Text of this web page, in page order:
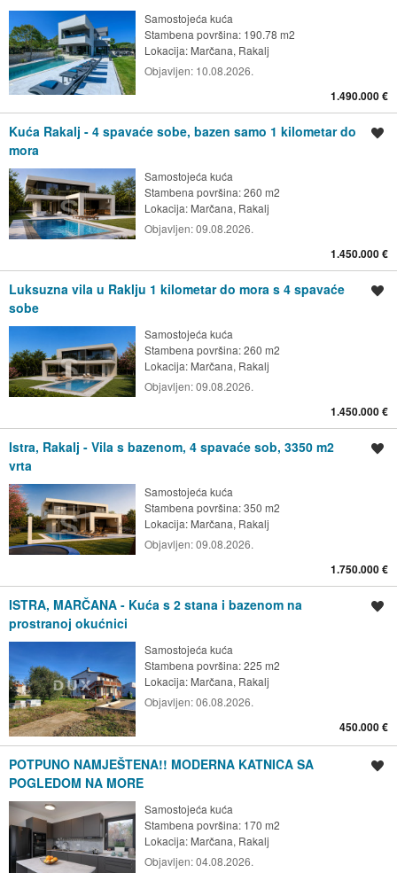
Samostojeća kuća
Stambena površina: 190.78 m2
Lokacija: Marčana, Rakalj
Objavljen: 10.08.2026.
1.490.000 €
Kuća Rakalj - 4 spavaće sobe, bazen samo 1 kilometar do
mora
Samostojeća kuća
Stambena površina: 260 m2
Lokacija: Marčana, Rakalj
Objavljen:09.08.2026.
1.450.000 €
Luksuzna vila u Raklju 1 kilometar do mora s 4 spavaće
sobe
Samostojeća kuća
Stambena površina: 260 m2
Lokacija: Marčana, Rakalj
Objavljen:09.08.2026.
1.450.000 €
Istra, Rakalj - Vila s bazenom, 4 spavaće sob, 3350 m2
vrta
Samostojeća kuća
Stambena površina: 350 m2
Lokacija: Marčana, Rakalj
Objavljen:09.08.2026.
1.750.000 €
ISTRA, MARČANA - Kuća s 2 stana i bazenom na
prostranoj okućnici
Samostojeća kuća
Stambena površina: 225 m2
Lokacija: Marčana, Rakalj
Objavljen:06.08.2026.
450.000 €
POTPUNO NAMJEŠTENA!! MODERNA KATNICA SA
POGLEDOM NA MORE
Samostojeća kuća
Stambena površina: 170 m2
Lokacija: Marčana, Rakalj
Objavljen:04.08.2026.